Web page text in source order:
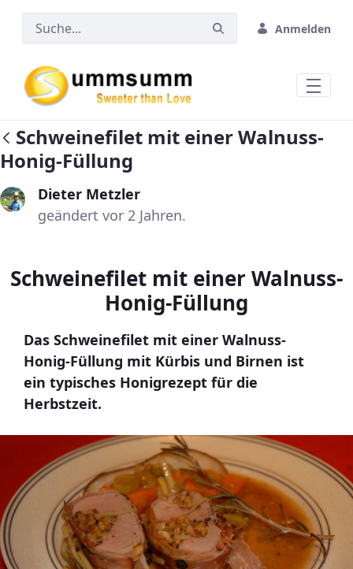
Zum Hauptinhalt springen
Anmelden
Schweinefilet mit einer Walnuss-
Honig-Füllung
Dieter Metzler
geändert vor 2 Jahren.
Schweinefilet mit einer Walnuss-
Honig-Füllung
Das Schweinefilet mit einer Walnuss-
Honig-Füllung mit Kürbis und Birnen ist
ein typisches Honigrezept für die
Herbstzeit.